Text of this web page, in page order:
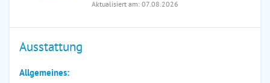
Aktualisiert am: 07.08.2026
Ausstattung
Allgemeines: